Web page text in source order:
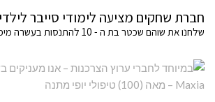
חברת שחקים מציעה לימודי סייבר
שלחנו את שוהם שכטר בת ה - 10 להתנסות בעשרה מיפגשים.